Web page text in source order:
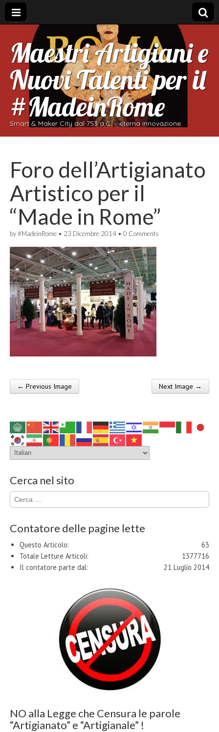
Maestri Artigiani e
Nuovi Talenti per il
#MadeinRome
Smart & Maker City dal 753 a.C. – eterna innovazione
Foro dell’Artigianato
Artistico per il
“Made in Rome”
by#MadeinRome • 23 Dicembre 2014 • 0 Comments
Post navigation
← Previous Image Next Image →
Cerca nel sito
Ricerca
per:
Contatore delle pagine lette
63
Questo Articolo:
1377716
Totale Letture Articoli:
21 Luglio 2014
Il contatore parte dal:
NO alla Legge che Censura le parole
“Artigianato” e “Artigianale” !